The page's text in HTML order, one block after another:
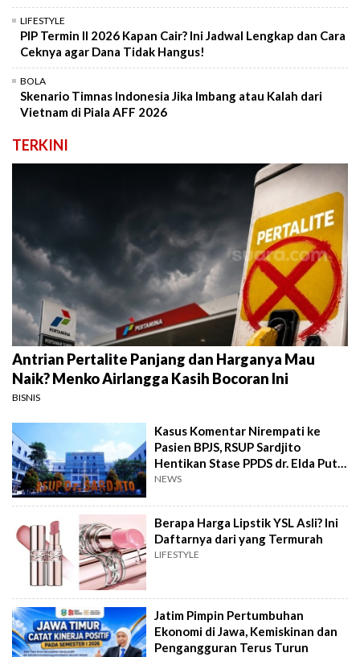
LIFESTYLE
PIP Termin II 2026 Kapan Cair? Ini Jadwal Lengkap dan Cara
Ceknya agar Dana Tidak Hangus!
BOLA
Skenario Timnas Indonesia Jika Imbang atau Kalah dari
Vietnam di Piala AFF 2026
TERKINI
Antrian Pertalite Panjang dan Harganya Mau
Naik? Menko Airlangga Kasih Bocoran Ini
BISNIS
Kasus Komentar Nirempati ke
Pasien BPJS, RSUP Sardjito
Hentikan Stase PPDS dr. Elda Putri
Rahardini
NEWS
Berapa Harga Lipstik YSL Asli? Ini
Daftarnya dari yang Termurah
LIFESTYLE
Jatim Pimpin Pertumbuhan
Ekonomi di Jawa, Kemiskinan dan
Pengangguran Terus Turun